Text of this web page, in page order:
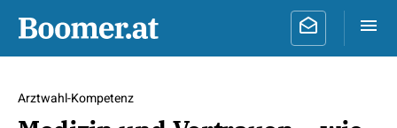
Arztwahl-Kompetenz